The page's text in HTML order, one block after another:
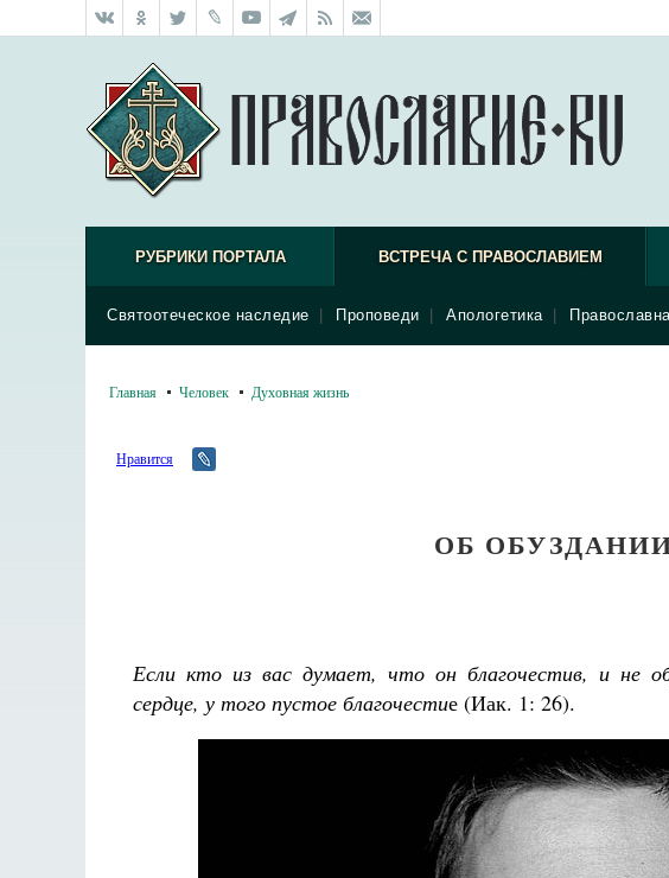
РУБРИКИ ПОРТАЛА ВСТРЕЧА С ПРАВОСЛАВИЕМ
Святоотеческое наследие Проповеди Апологетика
Главная Человек Духовная жизнь
Нравится
ОБ
Если кто из вас думает, что он благочестив, и не
сердце, у того пустое благочестие (Иак. 1: 26).